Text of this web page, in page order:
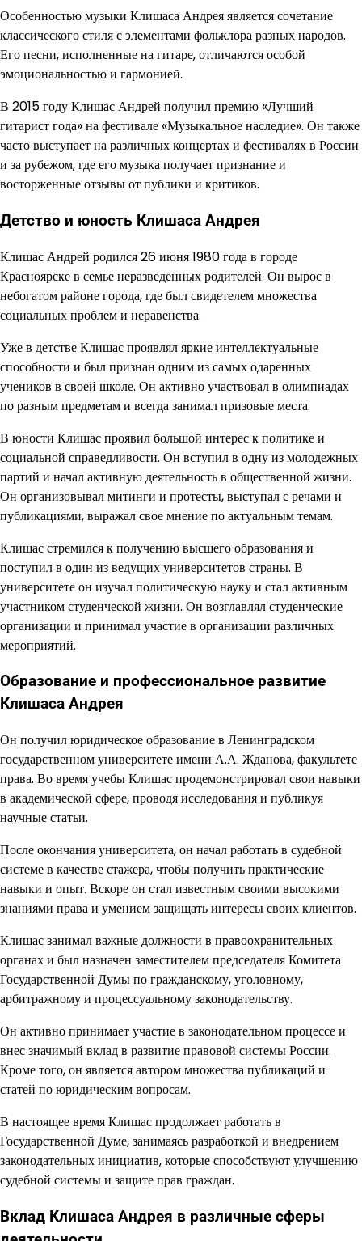
Особенностью музыки Клишаса Андрея является сочетание
классического стиля с элементами фольклора разных народов.
Его песни, исполненные на гитаре, отличаются особой
эмоциональностью и гармонией.
В 2015 году Клишас Андрей получил премию «Лучший
гитарист года» на фестивале «Музыкальное наследие». Он также
часто выступает на различных концертах и фестивалях в России
и за рубежом, где его музыка получает признание и
восторженные отзывы от публики и критиков.
Детство и юность Клишаса Андрея
Клишас Андрей родился 26 июня 1980 года в городе
Красноярске в семье неразведенных родителей. Он вырос в
небогатом районе города, где был свидетелем множества
социальных проблем и неравенства.
Уже в детстве Клишас проявлял яркие интеллектуальные
способности и был признан одним из самых одаренных
учеников в своей школе. Он активно участвовал в олимпиадах
по разным предметам и всегда занимал призовые места.
В юности Клишас проявил большой интерес к политике и
социальной справедливости. Он вступил в одну из молодежных
партий и начал активную деятельность в общественной жизни.
Он организовывал митинги и протесты, выступал с речами и
публикациями, выражал свое мнение по актуальным темам.
Клишас стремился к получению высшего образования и
поступил в один из ведущих университетов страны. В
университете он изучал политическую науку и стал активным
участником студенческой жизни. Он возглавлял студенческие
организации и принимал участие в организации различных
мероприятий.
Образование и профессиональное развитие
Клишаса Андрея
Он получил юридическое образование в Ленинградском
государственном университете имени А.А. Жданова, факультете
права. Во время учебы Клишас продемонстрировал свои навыки
в академической сфере, проводя исследования и публикуя
научные статьи.
После окончания университета, он начал работать в судебной
системе в качестве стажера, чтобы получить практические
навыки и опыт. Вскоре он стал известным своими высокими
знаниями права и умением защищать интересы своих клиентов.
Клишас занимал важные должности в правоохранительных
органах и был назначен заместителем председателя Комитета
Государственной Думы по гражданскому, уголовному,
арбитражному и процессуальному законодательству.
Он активно принимает участие в законодательном процессе и
внес значимый вклад в развитие правовой системы России.
Кроме того, он является автором множества публикаций и
статей по юридическим вопросам.
В настоящее время Клишас продолжает работать в
Государственной Думе, занимаясь разработкой и внедрением
законодательных инициатив, которые способствуют улучшению
судебной системы и защите прав граждан.
Вклад Клишаса Андрея в различные сферы